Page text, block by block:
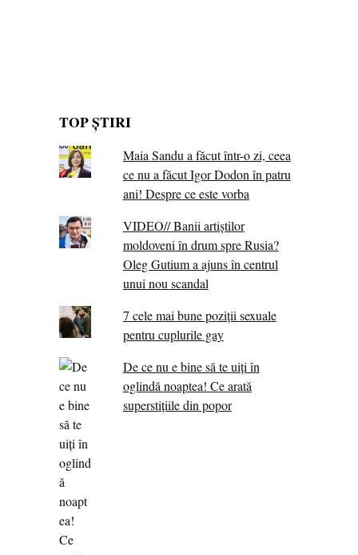
TOP ȘTIRI
Maia Sandu a făcut într-o zi, ceea
ce nu a făcut Igor Dodon în patru
ani! Despre ce este vorba
VIDEO// Banii artiștilor
moldoveni în drum spre Rusia?
Oleg Gutium a ajuns în centrul
unui nou scandal
7 cele mai bune poziții sexuale
pentru cuplurile gay
De ce nu e bine să te uiți în
oglindă noaptea! Ce arată
superstițiile din popor